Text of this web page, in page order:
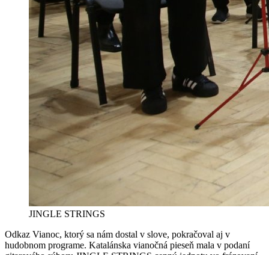
JINGLE STRINGS
Odkaz Vianoc, ktorý sa nám dostal v slove, pokračoval aj v
hudobnom programe. Katalánska vianočná pieseň mala v podaní